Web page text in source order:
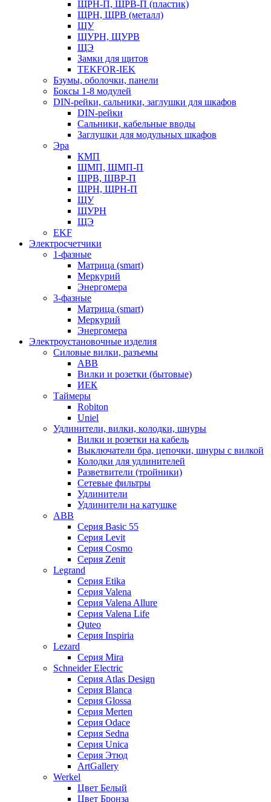
ЩРН-П, ЩРВ-П (пластик)
ЩРН, ЩРВ (металл)
ЩУ
ЩУРН, ЩУРВ
ЩЭ
Замки для щитов
TEKFOR-IEK
Бзумы, оболочки, панели
Боксы 1-8 модулей
DIN-рейки, сальники, заглушки для шкафов
DIN-рейки
Сальники, кабельные вводы
Заглушки для модульных шкафов
Эра
КМП
ЩМП, ЩМП-П
ЩРВ, ЩВР-П
ЩРН, ЩРН-П
ЩУ
ЩУРН
ЩЭ
EKF
Электросчетчики
1-фазные
Матрица (smart)
Меркурий
Энергомера
3-фазные
Матрица (smart)
Меркурий
Энергомера
Электроустановочные изделия
Силовые вилки, разъемы
ABB
Вилки и розетки (бытовые)
ИЕК
Таймеры
Robiton
Uniel
Удлинители, вилки, колодки, шнуры
Вилки и розетки на кабель
Выключатели бра, цепочки, шнуры с вилкой
Колодки для удлинителей
Разветвители (тройники)
Сетевые фильтры
Удлинители
Удлинители на катушке
ABB
Серия Basic 55
Серия Levit
Серия Cosmo
Серия Zenit
Legrand
Серия Etika
Серия Valena
Серия Valena Allure
Серия Valena Life
Quteo
Серия Inspiria
Lezard
Серия Mira
Schneider Electric
Серия Atlas Design
Серия Blanca
Серия Glossa
Серия Merten
Серия Odace
Серия Sedna
Серия Unica
Серия Этюд
ArtGallery
Werkel
Цвет Белый
Цвет Бронза